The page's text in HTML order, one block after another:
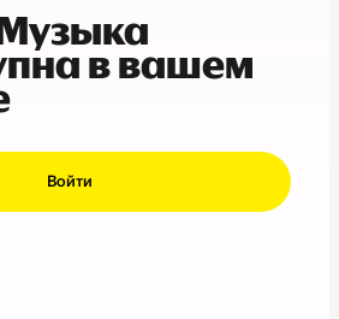
в вашем
Войти